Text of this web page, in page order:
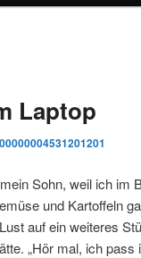
Laptop
Sohn, weil ich im
und Kartoffeln
auf ein weiteres
„Hör mal, ich